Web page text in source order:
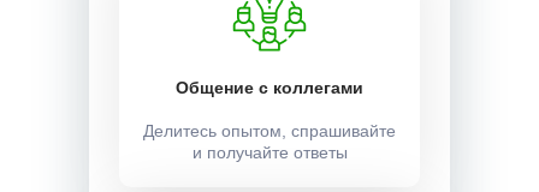
Общение с коллегами
Делитесь опытом, спрашивайте
и получайте ответы